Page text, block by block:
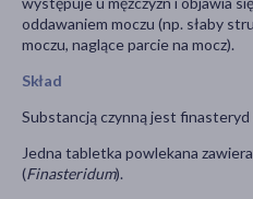
oddawaniem moczu (np. słaby
moczu, naglące parcie na mocz).
Skład
Substancją czynną jest finasteryd
Jedna tabletka powlekana
(Finasteridum).